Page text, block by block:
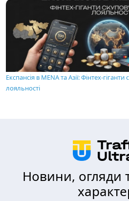
Експансія в MENA та Азії: Фінтех-
лояльності
Новини, огляди